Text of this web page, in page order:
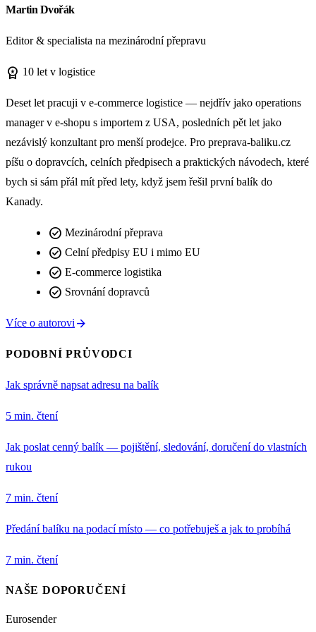
Martin Dvořák
Editor & specialista na mezinárodní přepravu
workspace_premium 10 let v logistice
Deset let pracuji v e-commerce logistice — nejdřív jako operations
manager v e-shopu s importem z USA, posledních pět let jako
nezávislý konzultant pro menší prodejce. Pro preprava-baliku.cz
píšu o dopravcích, celních předpisech a praktických návodech, které
bych si sám přál mít před lety, když jsem řešil první balík do
Kanady.
check_circle Mezinárodní přeprava
check_circle Celní předpisy EU i mimo EU
check_circle E-commerce logistika
check_circle Srovnání dopravců
Více o autorovi arrow_forward
PODOBNÍ PRŮVODCI
Jak správně napsat adresu na balík
5 min. čtení
Jak poslat cenný balík — pojištění, sledování, doručení do vlastních
rukou
7 min. čtení
Předání balíku na podací místo — co potřebuješ a jak to probíhá
7 min. čtení
NAŠE DOPORUČENÍ
Eurosender